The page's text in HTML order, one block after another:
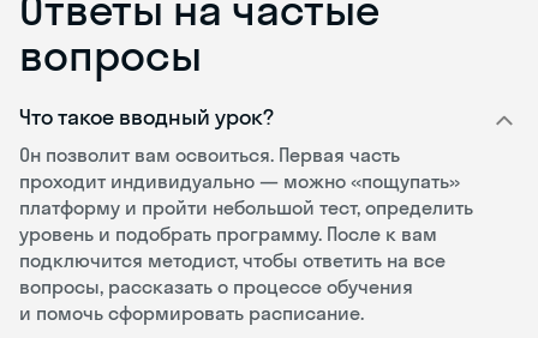
вопросы
Что такое вводный урок?
Он позволит вам освоиться. Первая часть
проходит индивидуально — можно «пощупать»
платформу и пройти небольшой тест, определить
уровень и подобрать программу. После к вам
подключится методист, чтобы ответить на все
вопросы, рассказать о процессе обучения
и помочь сформировать расписание.